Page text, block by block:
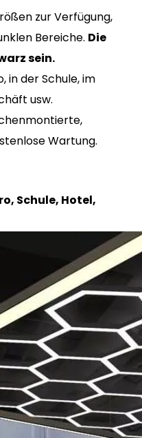
zur Verfügung,
Bereiche. Die
sein.
in der Schule, im
usw.
Wartung.
Schule, Hotel,